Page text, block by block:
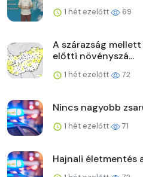
1 hét ezelőtt 69
A szárazság
előtti növényszá...
1 hét ezelőtt 72
Nincs nagyobb
1 hét ezelőtt 71
Hajnali életmentés